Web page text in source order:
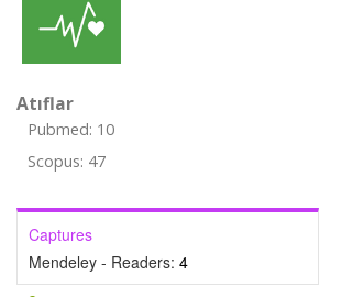
Atıflar
Pubmed: 10
Scopus: 47
Captures
Mendeley - Readers: 4